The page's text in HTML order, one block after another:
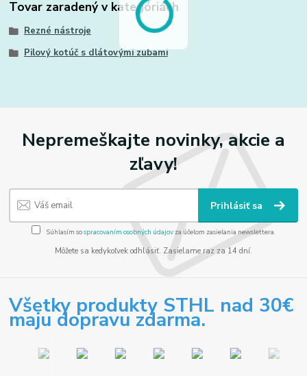
Tovar zaradený v kategóriách
Rezné nástroje
Pilový kotúč s dlátovými zubami
Nepremeškajte novinky, akcie a
zľavy!
Prihlásiť sa
Súhlasím sospracovaním osobných údajov za účelom zasielania newslettera.
Môžete sa kedykoľvek odhlásiť. Zasielame raz za 14 dní.
Všetky produkty STHL nad 30€
maju dopravu zdarma.